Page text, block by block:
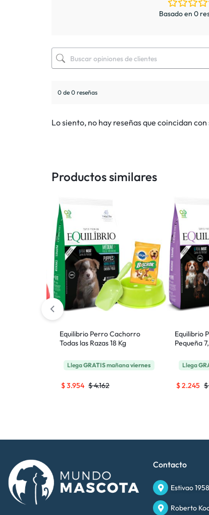
Basado en 0
0 de 0 reseñas
Lo siento, no hay reseñas que coincidan
Productos similares
Equilibrio Perro Cachorro
Todas las Razas 18 Kg
LlegaGRATISmañanaviernes
$4.162
$3.954
Equilibrio
Pequeña
Llega
$
$2.245
Contacto
Estivao
Roberto